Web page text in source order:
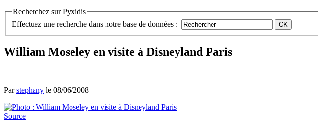
Recherchez sur Pyxidis
Effectuez une recherche dans notre base de données :
William Moseley en visite à Disneyland Paris
Parstephany le 08/06/2008
Source